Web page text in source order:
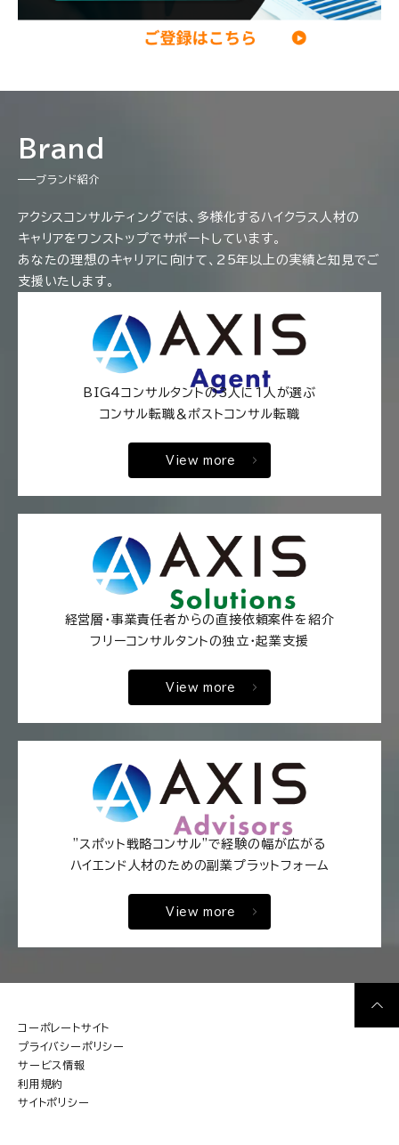
Brand
ブランド紹介
アクシスコンサルティングでは、多様化するハイクラス人材の
キャリアをワンストップでサポートしています。
あなたの理想のキャリアに向けて、25年以上の実績と知見でご
支援いたします。
BIG4コンサルタントの3人に1人が選ぶ
コンサル転職＆ポストコンサル転職
View more
経営層・事業責任者からの直接依頼案件を紹介
フリーコンサルタントの独立・起業支援
View more
"スポット戦略コンサル"で経験の幅が広がる
ハイエンド人材のための副業プラットフォーム
View more
コーポレートサイト
プライバシーポリシー
サービス情報
利用規約
サイトポリシー